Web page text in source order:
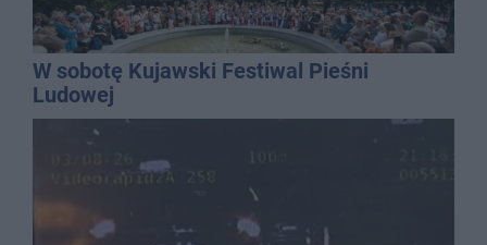
W sobotę Kujawski Festiwal Pieśni
Ludowej